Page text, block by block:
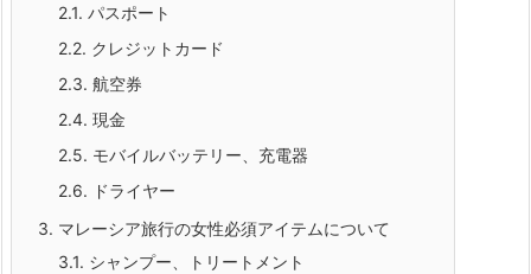
2.1. パスポート
2.2. クレジットカード
2.3. 航空券
2.4. 現金
2.5. モバイルバッテリー、充電器
2.6. ドライヤー
3. マレーシア旅行の女性必須アイテムについて
3.1. シャンプー、トリートメント